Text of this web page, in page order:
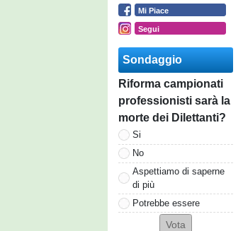
Mi Piace
Segui
Sondaggio
Riforma campionati
professionisti sarà la
morte dei Dilettanti?
Si
No
Aspettiamo di saperne
di più
Potrebbe essere